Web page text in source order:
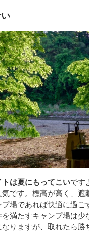
は夏にもってこいです
です。標高が高く、遮
場であれば快適に過ご
満たすキャンプ場は少
りますが、取れたら勝